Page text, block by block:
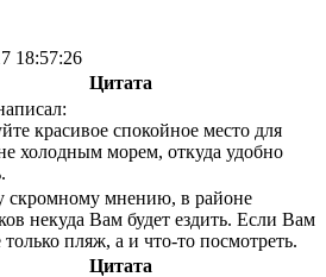
18:57:26
Цитата
красивое спокойное место для
холодным морем, откуда удобно
скромному мнению, в районе
некуда Вам будет ездить. Если Вам
пляж, а и что-то посмотреть.
Цитата